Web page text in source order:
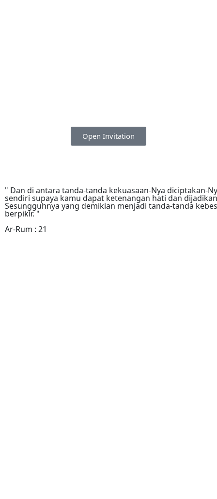
Open Invitation
" Dan di antara tanda-tanda kekuasaan-Nya diciptakan-
sendiri supaya kamu dapat ketenangan hati dan
Sesungguhnya yang demikian menjadi tanda-tanda
berpikir. "
Ar-Rum : 21